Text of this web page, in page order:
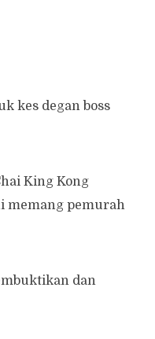
kes degan boss
King Kong
memang pemurah
dan